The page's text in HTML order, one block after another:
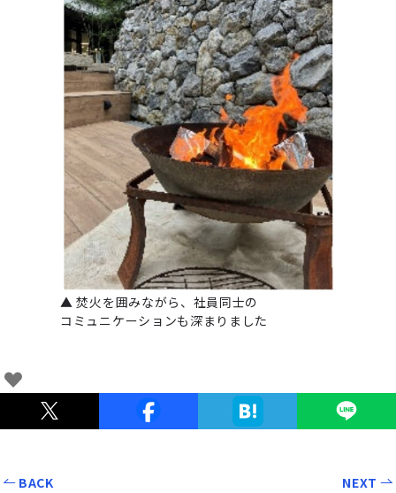
▲ 焚火を囲みながら、社員同⼠の
コミュニケーションも深まりました
BACK NEXT